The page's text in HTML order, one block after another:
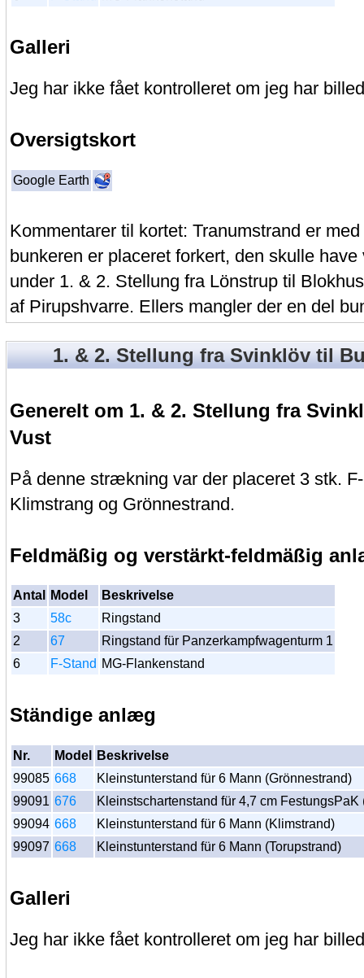
Galleri
Jeg har ikke fået kontrolleret om jeg har
Oversigtskort
Google Earth
Kommentarer til kortet: Tranumstrand er
bunkeren er placeret forkert, den skulle
under 1. & 2. Stellung fra Lönstrup til
af Pirupshvarre. Ellers mangler der en del
1. & 2. Stellung fra Svinklöv til
Generelt om 1. & 2. Stellung fra
Vust
På denne strækning var der placeret 3 stk.
Klimstrang og Grönnestrand.
Feldmäßig og verstärkt-feldmäßig
Antal Model
Beskrivelse
3
58c
Ringstand
2
67
Ringstand für Panzerkampfwagenturm 1
6
F-Stand MG-Flankenstand
Ständige anlæg
Nr. Model
Beskrivelse
99085 668
Kleinstunterstand für 6 Mann (Grönnestrand)
99091 676
Kleinstschartenstand für 4,7 cm FestungsPaK
99094 668
Kleinstunterstand für 6 Mann (Klimstrand)
99097 668 Kleinstunterstand für 6 Mann (Torupstrand)
Galleri
Jeg har ikke fået kontrolleret om jeg har